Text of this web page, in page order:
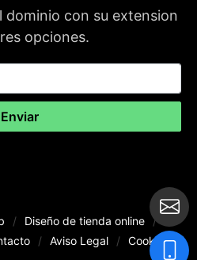
dominio con su extension
opciones.
Enviar
/ Diseño de tienda online /
/ Aviso Legal / Cookies